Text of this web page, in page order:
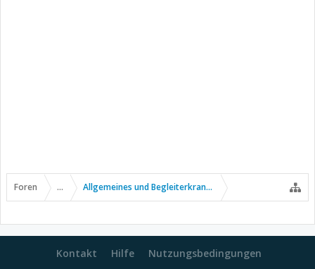
Foren ... Allgemeines und Begleiterkrankungen
Kontakt Hilfe Nutzungsbedingungen